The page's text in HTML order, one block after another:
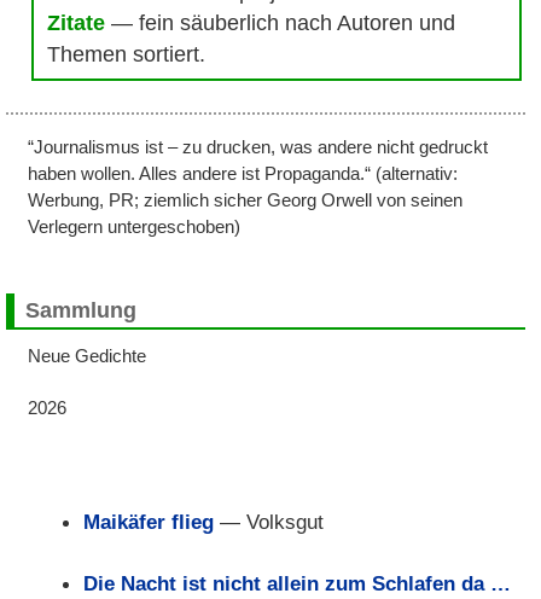
Zitate— fein säuberlich nach Autoren und
Themen sortiert.
“Journalismus ist – zu drucken, was andere nicht gedruckt
haben wollen. Alles andere ist Propaganda.“ (alternativ:
Werbung, PR; ziemlich sicher Georg Orwell von seinen
Verlegern untergeschoben)
Sammlung
Neue Gedichte
2026
Maikäfer flieg— Volksgut
Die Nacht ist nicht allein zum Schlafen da …